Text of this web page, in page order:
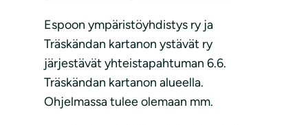
Espoon ympäristöyhdistys ry ja
Träskändan kartanon ystävät ry
järjestävät yhteistapahtuman 6.6.
Träskändan kartanon alueella.
Ohjelmassa tulee olemaan mm.